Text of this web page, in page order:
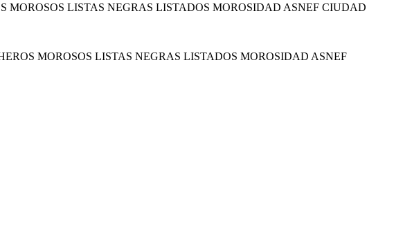
LISTAS NEGRAS LISTADOS MOROSIDAD ASNEF CIUDAD
MOROSOS LISTAS NEGRAS LISTADOS MOROSIDAD ASNEF